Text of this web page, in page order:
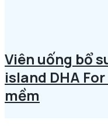
Viên uống bổ
island DHA
mềm